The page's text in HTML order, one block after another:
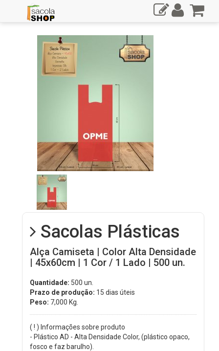
Sacolas Plásticas
Alça Camiseta | Color Alta Densidade
| 45x60cm | 1 Cor / 1 Lado | 500 un.
Quantidade: 500 un.
Prazo de produção: 15 dias úteis
Peso: 7,000 Kg.
( ! ) Informações sobre produto
- Plástico AD - Alta Densidade Color, (plástico opaco,
fosco e faz barulho).